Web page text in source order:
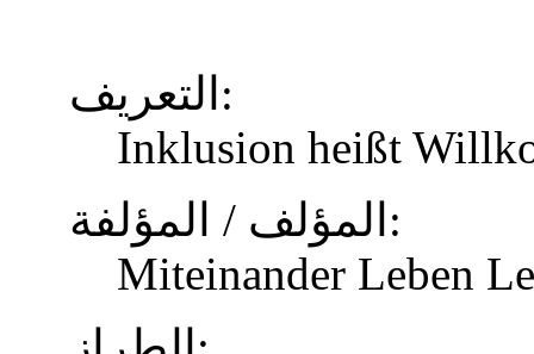
التعريف:
Inklusion heißt
المؤلف / المؤلفة:
Miteinander Leben